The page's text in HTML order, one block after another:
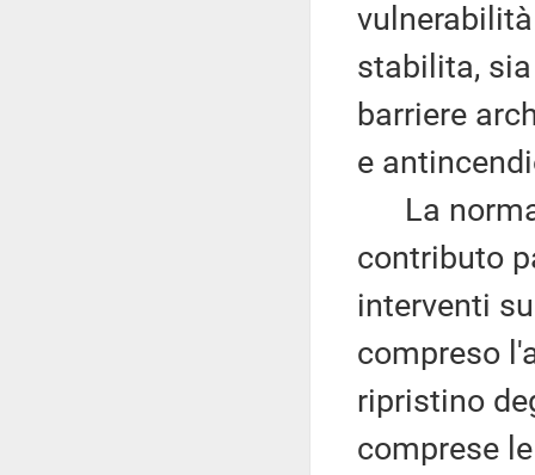
stabilita,
barriere
e
La norma
contributo
interventi
compreso
ripristino
comprese